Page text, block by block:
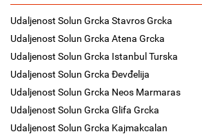
Udaljenost Solun Grcka Stavros Grcka
Udaljenost Solun Grcka Atena Grcka
Udaljenost Solun Grcka Istanbul Turska
Udaljenost Solun Grcka Đevđelija
Udaljenost Solun Grcka Neos Marmaras
Udaljenost Solun Grcka Glifa Grcka
Udaljenost Solun Grcka Kajmakcalan